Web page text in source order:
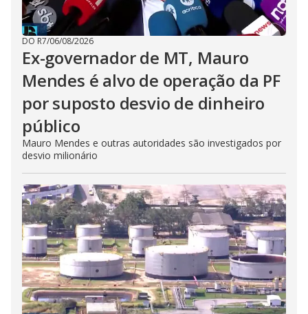
DO R7/06/08/2026
Ex-governador de MT, Mauro
Mendes é alvo de operação da PF
por suposto desvio de dinheiro
público
Mauro Mendes e outras autoridades são investigados por
desvio milionário